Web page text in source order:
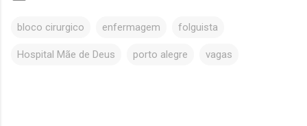
bloco cirurgico enfermagem folguista
Hospital Mãe de Deus porto alegre vagas